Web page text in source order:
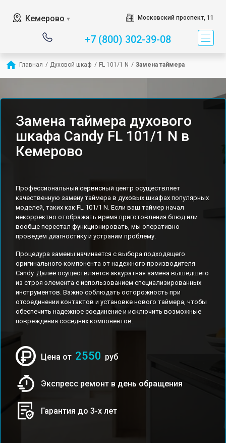
Кемерово ▼ Московский проспект, 11
+7 (800) 302-39-08
Главная / Духовой шкаф / FL 101/1 N / Замена таймера
Замена таймера духового
шкафа Candy FL 101/1 N в
Кемерово
Профессиональный сервисный центр осуществляет
качественную замену таймера в духовых шкафах популярных
моделей, таких как FL 101/1 N. Если ваш таймер начал
некорректно отображать время приготовления блюд или
вообще перестал функционировать, мы оперативно
проведем диагностику и устраним проблему.
Процедура замены начинается с выбора подходящего
оригинального компонента от надежного производителя
Candy. Далее осуществляется аккуратная замена вышедшего
из строя элемента с использованием специализированных
инструментов. Важно соблюдать осторожность при
отсоединении контактов и установке нового таймера, чтобы
обеспечить надежное соединение и исключить возможные
повреждения соседних компонентов.
Цена от 2550 руб
Экспресс ремонт в день обращения
Гарантия до 3-х лет